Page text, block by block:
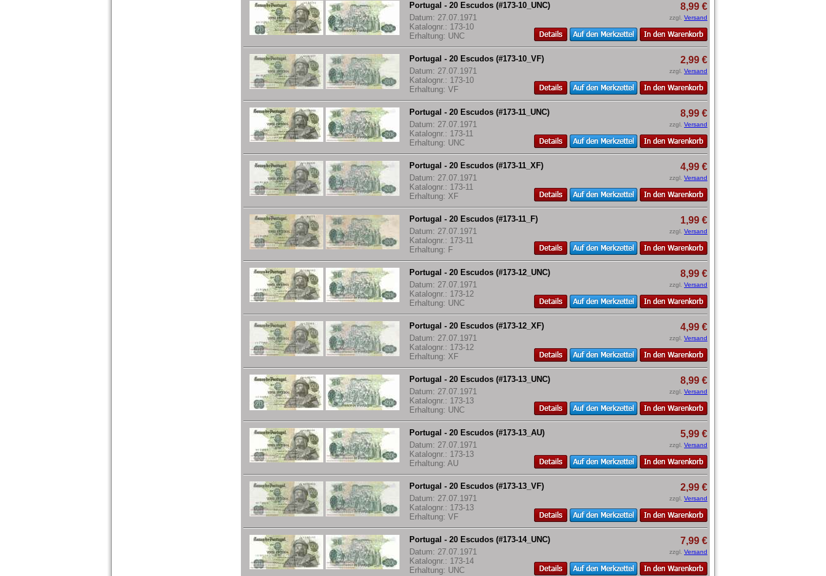
Portugal - 20 Escudos (#173-10_UNC)
Datum: 27.07.1971
Katalognr.: 173-10
Erhaltung: UNC
8,99 €
zzgl. Versand
Portugal - 20 Escudos (#173-10_VF)
Datum: 27.07.1971
Katalognr.: 173-10
Erhaltung: VF
2,99 €
zzgl. Versand
Portugal - 20 Escudos (#173-11_UNC)
Datum: 27.07.1971
Katalognr.: 173-11
Erhaltung: UNC
8,99 €
zzgl. Versand
Portugal - 20 Escudos (#173-11_XF)
Datum: 27.07.1971
Katalognr.: 173-11
Erhaltung: XF
4,99 €
zzgl. Versand
Portugal - 20 Escudos (#173-11_F)
Datum: 27.07.1971
Katalognr.: 173-11
Erhaltung: F
1,99 €
zzgl. Versand
Portugal - 20 Escudos (#173-12_UNC)
Datum: 27.07.1971
Katalognr.: 173-12
Erhaltung: UNC
8,99 €
zzgl. Versand
Portugal - 20 Escudos (#173-12_XF)
Datum: 27.07.1971
Katalognr.: 173-12
Erhaltung: XF
4,99 €
zzgl. Versand
Portugal - 20 Escudos (#173-13_UNC)
Datum: 27.07.1971
Katalognr.: 173-13
Erhaltung: UNC
8,99 €
zzgl. Versand
Portugal - 20 Escudos (#173-13_AU)
Datum: 27.07.1971
Katalognr.: 173-13
Erhaltung: AU
5,99 €
zzgl. Versand
Portugal - 20 Escudos (#173-13_VF)
Datum: 27.07.1971
Katalognr.: 173-13
Erhaltung: VF
2,99 €
zzgl. Versand
Portugal - 20 Escudos (#173-14_UNC)
Datum: 27.07.1971
Katalognr.: 173-14
Erhaltung: UNC
7,99 €
zzgl. Versand